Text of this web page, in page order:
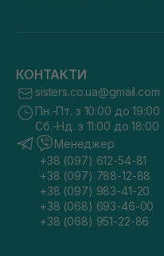
КОНТАКТИ
sisters.co.ua@gmail.com
Пн.-Пт. з 10:00 до 19:00
Сб.-Нд. з 11:00 до 18:00
Менеджер
+38 (097) 612-54-81
+38 (097) 788-12-88
+38 (097) 983-41-20
+38 (068) 693-46-00
+38 (068) 951-22-86